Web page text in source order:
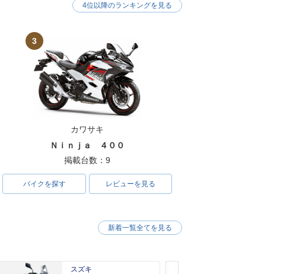
3
カワサキ
Ｎｉｎｊａ ４００
掲載台数：9
バイクを探す レビューを見る
4位以降のランキングを見る
スズキ
新着一覧全てを見る